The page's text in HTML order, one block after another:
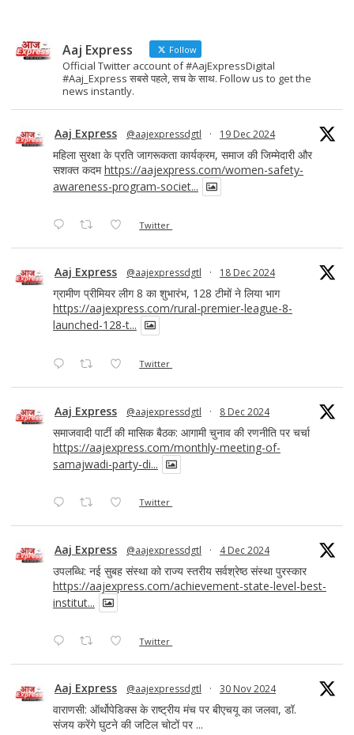
Aaj Express Follow
Official Twitter account of #AajExpressDigital
#Aaj_Express सबसे पहले, सच के साथ. Follow us to get the
news instantly.
Aaj Express @aajexpressdgtl · 19 Dec 2024
महिला सुरक्षा के प्रति जागरूकता कार्यक्रम, समाज की जिम्मेदारी और
सशक्त कदमhttps://aajexpress.com/women-safety-
awareness-program-societ...
Twitter
Aaj Express @aajexpressdgtl · 18 Dec 2024
ग्रामीण प्रीमियर लीग 8 का शुभारंभ, 128 टीमों ने लिया भाग
https://aajexpress.com/rural-premier-league-8-
launched-128-t...
Twitter
Aaj Express @aajexpressdgtl · 8 Dec 2024
समाजवादी पार्टी की मासिक बैठक: आगामी चुनाव की रणनीति पर चर्चा
https://aajexpress.com/monthly-meeting-of-
samajwadi-party-di...
Twitter
Aaj Express @aajexpressdgtl · 4 Dec 2024
उपलब्धि: नई सुबह संस्था को राज्य स्तरीय सर्वश्रेष्ठ संस्था पुरस्कार
https://aajexpress.com/achievement-state-level-best-
institut...
Twitter
Aaj Express @aajexpressdgtl · 30 Nov 2024
वाराणसी: ऑर्थोपेडिक्स के राष्ट्रीय मंच पर बीएचयू का जलवा, डॉ.
संजय करेंगे घुटने की जटिल चोटों पर ...